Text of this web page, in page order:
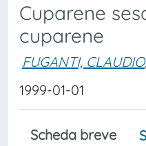
Cuparene
cuparene
FUGANTI, CLAUDIO
1999-01-01
Scheda breve